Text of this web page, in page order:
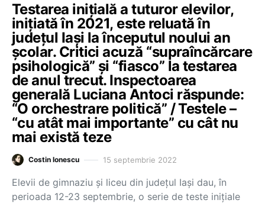
Testarea inițială a tuturor elevilor,
inițiată în 2021, este reluată în
județul Iași la începutul noului an
școlar. Critici acuză “supraîncărcare
psihologică” și “fiasco” la testarea
de anul trecut. Inspectoarea
generală Luciana Antoci răspunde:
“O orchestrare politică” / Testele –
“cu atât mai importante” cu cât nu
mai există teze
Costin Ionescu 15 septembrie 2022
Elevii de gimnaziu și liceu din județul Iași dau, în
perioada 12-23 septembrie, o serie de teste inițiale